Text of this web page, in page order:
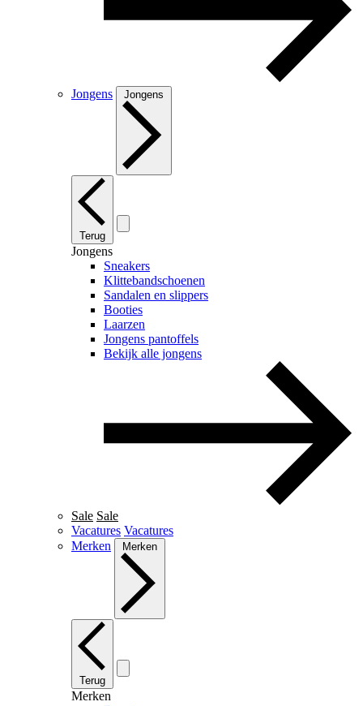
Jongens Jongens
Terug
Jongens
Sneakers
Klittebandschoenen
Sandalen en slippers
Booties
Laarzen
Jongens pantoffels
Bekijk alle jongens
Sale Sale
Vacatures Vacatures
Merken
Merken
Terug
Merken